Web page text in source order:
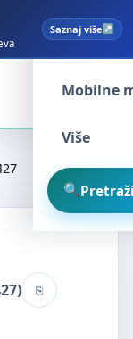
Saznaj više
Spam
Mobilne
Više